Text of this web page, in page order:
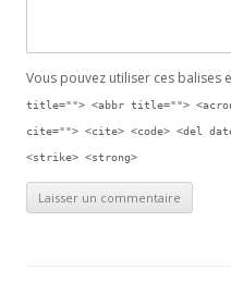
Vous pouvez utiliser ces balises
title=""> <abbr title="">
cite=""> <cite> <code> <del
<strike> <strong>